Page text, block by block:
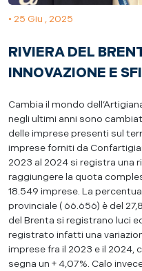
• 25 Giu , 2025
RIVIERA DEL
INNOVAZIONE E
Cambia il mondo
negli ultimi anni sono
delle imprese presenti sul
imprese forniti da
2023 al 2024 si registra una
raggiungere la quota
18.549 imprese. La
provinciale ( 66.656) è del
del Brenta si registrano luci
registrato infatti una
imprese fra il 2023 e il 2024,
segna un + 4,07%. Calo